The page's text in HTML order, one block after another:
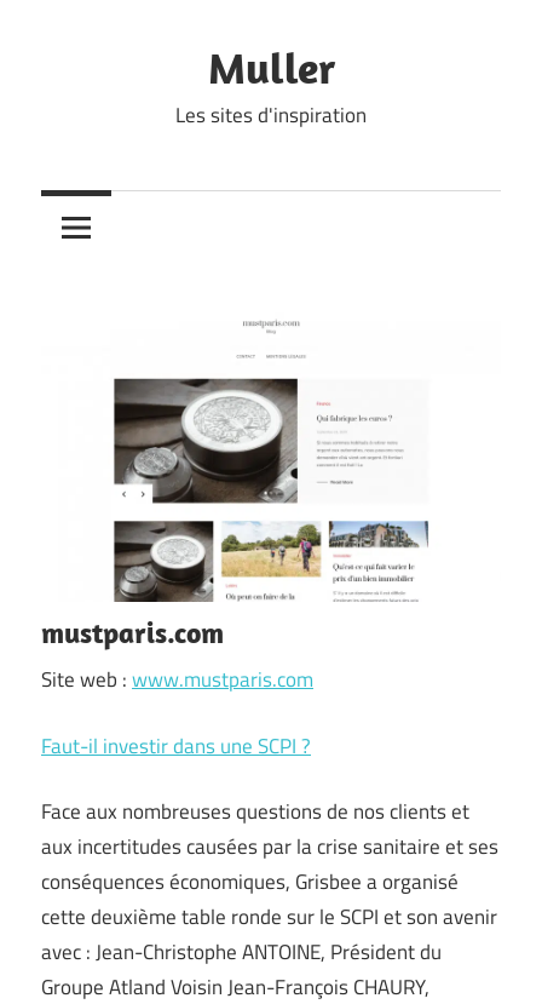
Muller
Les sites d'inspiration
mustparis.com
Site web :www.mustparis.com
Faut-il investir dans une SCPI ?
Face aux nombreuses questions de nos clients et
aux incertitudes causées par la crise sanitaire et ses
conséquences économiques, Grisbee a organisé
cette deuxième table ronde sur le SCPI et son avenir
avec : Jean-Christophe ANTOINE, Président du
Groupe Atland Voisin Jean-François CHAURY,